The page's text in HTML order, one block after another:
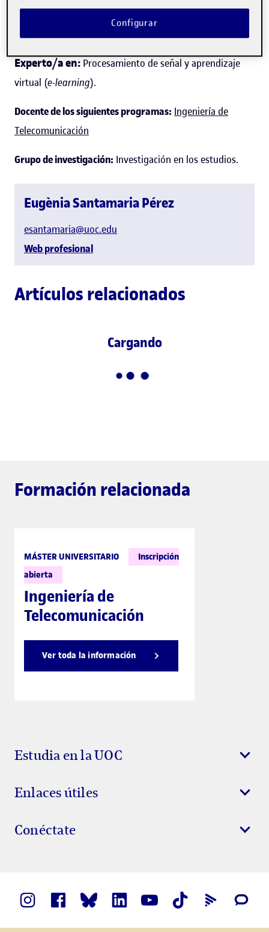
Experto/a en: Procesamiento de señal y aprendizaje
virtual (e-learning).
Docente de los siguientes programas: Ingeniería de
Telecomunicación
Grupo de investigación: Investigación en los estudios.
Eugènia Santamaria Pérez
esantamaria@uoc.edu
Web profesional
Artículos relacionados
Cargando
Formación relacionada
MÁSTER UNIVERSITARIO
Inscripción
abierta
Ingeniería de
Telecomunicación
Ver toda la información
Estudia en la UOC
Enlaces útiles
Conéctate
Configurar